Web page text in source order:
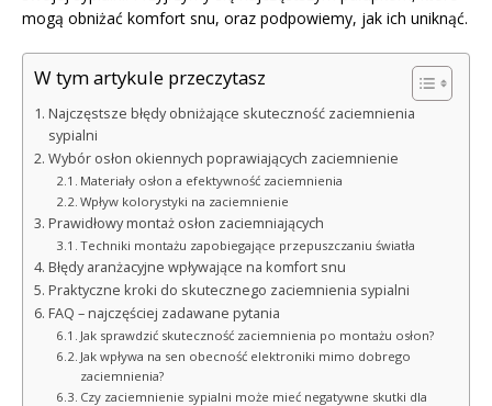
mogą obniżać komfort snu, oraz podpowiemy, jak ich uniknąć.
W tym artykule przeczytasz
Najczęstsze błędy obniżające skuteczność zaciemnienia
sypialni
Wybór osłon okiennych poprawiających zaciemnienie
Materiały osłon a efektywność zaciemnienia
Wpływ kolorystyki na zaciemnienie
Prawidłowy montaż osłon zaciemniających
Techniki montażu zapobiegające przepuszczaniu światła
Błędy aranżacyjne wpływające na komfort snu
Praktyczne kroki do skutecznego zaciemnienia sypialni
FAQ – najczęściej zadawane pytania
Jak sprawdzić skuteczność zaciemnienia po montażu osłon?
Jak wpływa na sen obecność elektroniki mimo dobrego
zaciemnienia?
Czy zaciemnienie sypialni może mieć negatywne skutki dla